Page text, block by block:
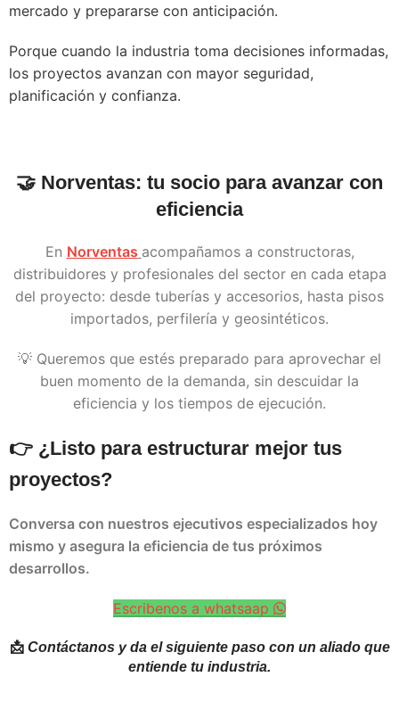
mercado y prepararse con anticipación.
Porque cuando la industria toma decisiones informadas,
los proyectos avanzan con mayor seguridad,
planificación y confianza.
🤝 Norventas: tu socio para avanzar con
eficiencia
En Norventas acompañamos a constructoras,
distribuidores y profesionales del sector en cada etapa
del proyecto: desde tuberías y accesorios, hasta pisos
importados, perfilería y geosintéticos.
💡 Queremos que estés preparado para aprovechar el
buen momento de la demanda, sin descuidar la
eficiencia y los tiempos de ejecución.
👉 ¿Listo para estructurar mejor tus
proyectos?
Conversa con nuestros ejecutivos especializados hoy
mismo y asegura la eficiencia de tus próximos
desarrollos.
Escribenos a whatsaap
📩 Contáctanos y da el siguiente paso con un aliado que
entiende tu industria.